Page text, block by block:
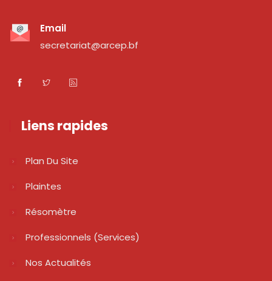
Email
secretariat@arcep.bf
Liens rapides
Plan Du Site
Plaintes
Résomètre
Professionnels (services)
Nos Actualités